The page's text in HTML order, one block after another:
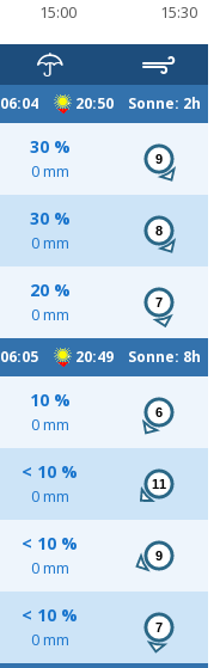
15:00 15:30
06:04 20:50 Sonne: 2h
30 %
0 mm
9
30 %
0 mm
8
20 %
0 mm
7
06:05 20:49 Sonne: 8h
10 %
0 mm
6
< 10 %
0 mm
11
< 10 %
0 mm
9
< 10 %
0 mm
7